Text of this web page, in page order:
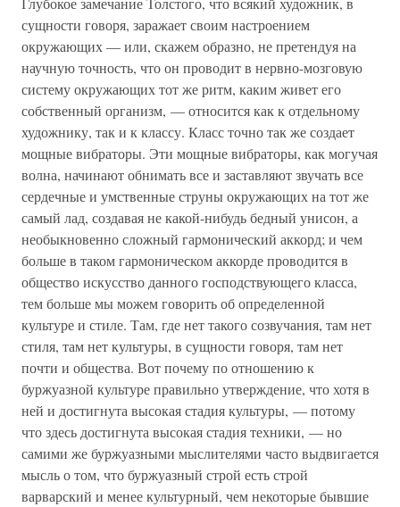
сущности говоря, заражает своим настроением
окружающих — или, скажем образно, не претендуя на
научную точность, что он проводит в нервно-мозговую
систему окружающих тот же ритм, каким живет его
собственный организм, — относится как к отдельному
художнику, так и к классу. Класс точно так же создает
мощные вибраторы. Эти мощные вибраторы, как могучая
волна, начинают обнимать все и заставляют звучать все
сердечные и умственные струны окружающих на тот же
самый лад, создавая не какой-нибудь бедный унисон, а
необыкновенно сложный гармонический аккорд; и чем
больше в таком гармоническом аккорде проводится в
общество искусство данного господствующего класса,
тем больше мы можем говорить об определенной
культуре и стиле. Там, где нет такого созвучания, там нет
стиля, там нет культуры, в сущности говоря, там нет
почти и общества. Вот почему по отношению к
буржуазной культуре правильно утверждение, что хотя в
ней и достигнута высокая стадия культуры, — потому
что здесь достигнута высокая стадия техники, — но
самими же буржуазными мыслителями часто выдвигается
мысль о том, что буржуазный строй есть строй
варварский и менее культурный, чем некоторые бывшие